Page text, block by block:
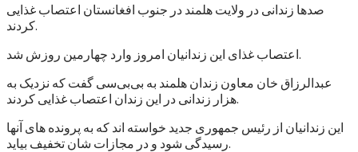
صدها زندانی در ولایت هلمند در جنوب افغانستان اعتصاب غذایی
کردند.
اعتصاب غذای این زندانیان امروز وارد چهارمین روزش شد.
عبدالرزاق خان معاون زندان هلمند به بی‌بی‌سی گفت که نزدیک به
هزار زندانی در این زندان اعتصاب غذایی کردند.
این زندانیان از رئیس جمهوری جدید خواسته اند که به پرونده های آنها
رسیدگی شود و در مجازات شان تخفیف بیاید.